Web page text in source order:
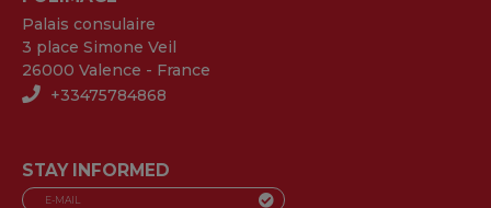
Palais consulaire
3 place Simone Veil
26000 Valence - France
+33475784868
STAY INFORMED